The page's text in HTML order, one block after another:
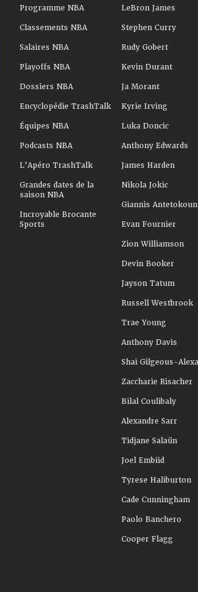
Programme NBA
Classements NBA
Salaires NBA
Playoffs NBA
Dossiers NBA
Encyclopédie TrashTalk
Équipes NBA
Podcasts NBA
L'Apéro TrashTalk
Grandes dates de la
saison NBA
Incroyable Brocante
Sports
LeBron James
Stephen Curry
Rudy Gobert
Kevin Durant
Ja Morant
Kyrie Irving
Luka Doncic
Anthony Edwards
James Harden
Nikola Jokic
Giannis
Evan Fournier
Zion Williamson
Devin Booker
Jayson Tatum
Russell Westbrook
Trae Young
Anthony Davis
Shai Gilgeous-
Zaccharie Risacher
Bilal Coulibaly
Alexandre Sarr
Tidjane Salaün
Joel Embiid
Tyrese Haliburton
Cade Cunningham
Paolo Banchero
Cooper Flagg